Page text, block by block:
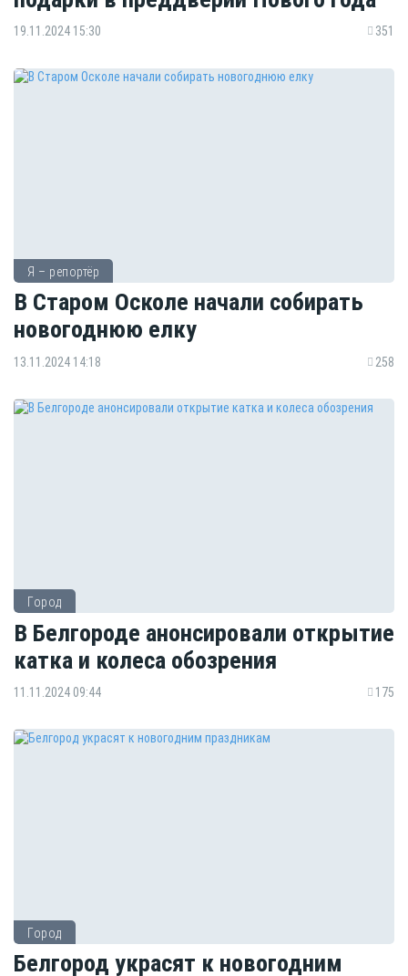
19.11.2024 15:30 351
Я – репортёр
В Старом Осколе начали собирать
новогоднюю елку
13.11.2024 14:18 258
Город
В Белгороде анонсировали открытие
катка и колеса обозрения
11.11.2024 09:44 175
Город
Белгород украсят к новогодним